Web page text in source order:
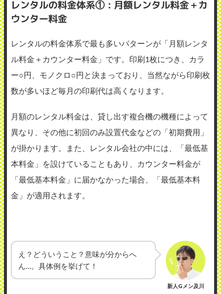
レンタルの料金体系①：月額レンタル料金＋カ
ウンター料金
レンタルの料金体系で最も多いパターンが「月額レンタ
ル料金＋カウンター料金」です。印刷1枚につき、カラ
ー○円、モノクロ○円と決まっており、当然ながら印刷枚
数が多いほど毎月の印刷代は高くなります。
月額のレンタル料金は、貸し出す複合機の機種によって
異なり、その他に初回のみ設置代金などの「初期費用」
が掛かります。また、レンタル会社の中には、「最低基
本料金」を設けていることもあり、カウンター料金が
「最低基本料金」に届かなかった場合、「最低基本料
金」が適用されます。
え？どういうこと？意味が分からへ
ん…。具体例を挙げて！
新人Gメン及川